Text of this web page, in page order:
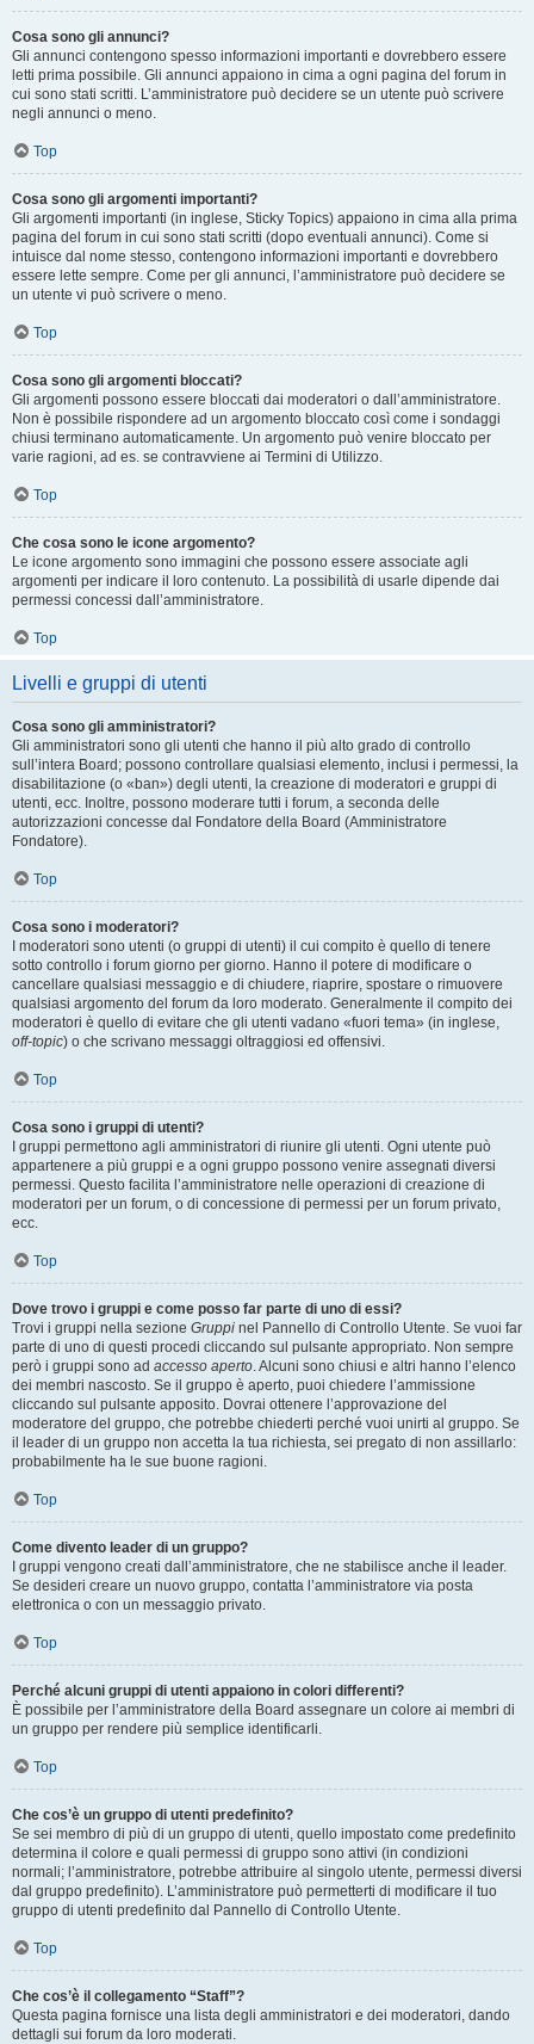
Cosa sono gli annunci?
Gli annunci contengono spesso informazioni importanti e dovrebbero essere
letti prima possibile. Gli annunci appaiono in cima a ogni pagina del forum in
cui sono stati scritti. L’amministratore può decidere se un utente può scrivere
negli annunci o meno.
Top
Cosa sono gli argomenti importanti?
Gli argomenti importanti (in inglese, Sticky Topics) appaiono in cima alla prima
pagina del forum in cui sono stati scritti (dopo eventuali annunci). Come si
intuisce dal nome stesso, contengono informazioni importanti e dovrebbero
essere lette sempre. Come per gli annunci, l’amministratore può decidere se
un utente vi può scrivere o meno.
Top
Cosa sono gli argomenti bloccati?
Gli argomenti possono essere bloccati dai moderatori o dall’amministratore.
Non è possibile rispondere ad un argomento bloccato così come i sondaggi
chiusi terminano automaticamente. Un argomento può venire bloccato per
varie ragioni, ad es. se contravviene ai Termini di Utilizzo.
Top
Che cosa sono le icone argomento?
Le icone argomento sono immagini che possono essere associate agli
argomenti per indicare il loro contenuto. La possibilità di usarle dipende dai
permessi concessi dall’amministratore.
Top
Livelli e gruppi di utenti
Cosa sono gli amministratori?
Gli amministratori sono gli utenti che hanno il più alto grado di controllo
sull’intera Board; possono controllare qualsiasi elemento, inclusi i permessi, la
disabilitazione (o «ban») degli utenti, la creazione di moderatori e gruppi di
utenti, ecc. Inoltre, possono moderare tutti i forum, a seconda delle
autorizzazioni concesse dal Fondatore della Board (Amministratore
Fondatore).
Top
Cosa sono i moderatori?
I moderatori sono utenti (o gruppi di utenti) il cui compito è quello di tenere
sotto controllo i forum giorno per giorno. Hanno il potere di modificare o
cancellare qualsiasi messaggio e di chiudere, riaprire, spostare o rimuovere
qualsiasi argomento del forum da loro moderato. Generalmente il compito dei
moderatori è quello di evitare che gli utenti vadano «fuori tema» (in inglese,
off-topic) o che scrivano messaggi oltraggiosi ed offensivi.
Top
Cosa sono i gruppi di utenti?
I gruppi permettono agli amministratori di riunire gli utenti. Ogni utente può
appartenere a più gruppi e a ogni gruppo possono venire assegnati diversi
permessi. Questo facilita l’amministratore nelle operazioni di creazione di
moderatori per un forum, o di concessione di permessi per un forum privato,
ecc.
Top
Dove trovo i gruppi e come posso far parte di uno di essi?
Trovi i gruppi nella sezione Gruppi nel Pannello di Controllo Utente. Se vuoi far
parte di uno di questi procedi cliccando sul pulsante appropriato. Non sempre
però i gruppi sono ad accesso aperto. Alcuni sono chiusi e altri hanno l’elenco
dei membri nascosto. Se il gruppo è aperto, puoi chiedere l’ammissione
cliccando sul pulsante apposito. Dovrai ottenere l’approvazione del
moderatore del gruppo, che potrebbe chiederti perché vuoi unirti al gruppo. Se
il leader di un gruppo non accetta la tua richiesta, sei pregato di non assillarlo:
probabilmente ha le sue buone ragioni.
Top
Come divento leader di un gruppo?
I gruppi vengono creati dall’amministratore, che ne stabilisce anche il leader.
Se desideri creare un nuovo gruppo, contatta l’amministratore via posta
elettronica o con un messaggio privato.
Top
Perché alcuni gruppi di utenti appaiono in colori differenti?
È possibile per l’amministratore della Board assegnare un colore ai membri di
un gruppo per rendere più semplice identificarli.
Top
Che cos’è un gruppo di utenti predefinito?
Se sei membro di più di un gruppo di utenti, quello impostato come predefinito
determina il colore e quali permessi di gruppo sono attivi (in condizioni
normali; l’amministratore, potrebbe attribuire al singolo utente, permessi diversi
dal gruppo predefinito). L’amministratore può permetterti di modificare il tuo
gruppo di utenti predefinito dal Pannello di Controllo Utente.
Top
Che cos’è il collegamento “Staff”?
Questa pagina fornisce una lista degli amministratori e dei moderatori, dando
dettagli sui forum da loro moderati.